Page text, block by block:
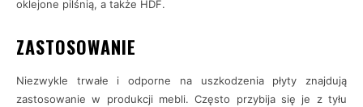
oklejone pilśnią, a także HDF.
ZASTOSOWANIE
Niezwykle trwałe i odporne na uszkodzenia płyty znajdują
zastosowanie w produkcji mebli. Często przybija się je z tyłu